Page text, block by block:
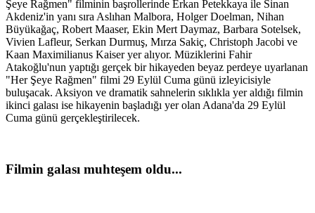
Şeye Rağmen" filminin başrollerinde Erkan Petekkaya ile Sinan
Akdeniz'in yanı sıra Aslıhan Malbora, Holger Doelman, Nihan
Büyükağaç, Robert Maaser, Ekin Mert Daymaz, Barbara Sotelsek,
Vivien Lafleur, Serkan Durmuş, Mırza Sakiç, Christoph Jacobi ve
Kaan Maximilianus Kaiser yer alıyor. Müziklerini Fahir
Atakoğlu'nun yaptığı gerçek bir hikayeden beyaz perdeye uyarlanan
"Her Şeye Rağmen" filmi 29 Eylül Cuma günü izleyicisiyle
buluşacak. Aksiyon ve dramatik sahnelerin sıklıkla yer aldığı filmin
ikinci galası ise hikayenin başladığı yer olan Adana'da 29 Eylül
Cuma günü gerçekleştirilecek.
Filmin galası muhteşem oldu...